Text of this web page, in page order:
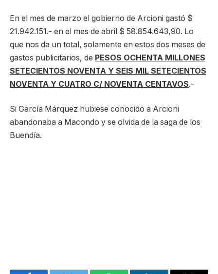
En el mes de marzo el gobierno de Arcioni gastó $
21.942.151.- en el mes de abril $ 58.854.643,90. Lo
que nos da un total, solamente en estos dos meses de
gastos publicitarios, de PESOS OCHENTA MILLONES
SETECIENTOS NOVENTA Y SEIS MIL SETECIENTOS
NOVENTA Y CUATRO C/ NOVENTA CENTAVOS.-
Si García Márquez hubiese conocido a Arcioni
abandonaba a Macondo y se olvida de la saga de los
Buendía.